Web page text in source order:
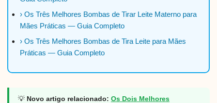
› Os Três Melhores Bombas de Tirar Leite Materno para
Mães Práticas — Guia Completo
› Os Três Melhores Bombas de Tira Leite para Mães
Práticas — Guia Completo
💡 Novo artigo relacionado: Os Dois Melhores